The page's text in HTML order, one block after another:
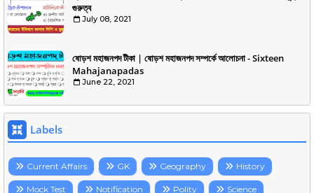
গুরুত্ব
July 08, 2021
ষোড়শ মহাজনপদ টীকা | ষোড়শ মহাজনপদ সম্পর্কে আলোচনা - Sixteen
Mahajanapadas
June 22, 2021
Labels
Current Affairs GK Geography History
Mock Test Notification Polity Science